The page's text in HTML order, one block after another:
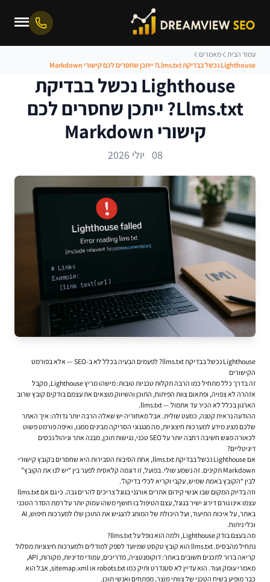
עמוד הבית
מאמרים
Lighthouse נכשל בבדיקת Llms.txt? ייתכן שחסרים לכם קישורי Markdown
Lighthouse נכשל בבדיקת
Llms.txt? ייתכן שחסרים לכם
קישורי Markdown
08 יולי 2026
Lighthouse נכשל בבדיקת llms.txt? לפעמים הבעיה בכלל לא ב-SEO — אלא בפורמט
הקישורים
זה בדרך כלל מתחיל כמו הרבה תקלות טכניות טובות: מישהו מריץ Lighthouse, מקבל
אזהרה לא צפויה, ופתאום צוות הפיתוח, התוכן והשיווק מוצאים את עצמם בודקים קובץ שרוב
הארגון בכלל לא הכיר עד אתמול — llms.txt.
ההודעה נראית קטנה, כמעט שולית. אבל מאחוריה יש שאלה הרבה יותר גדולה: איך האתר
שלכם מציג מידע למערכות חיצוניות, מה מנגנוני הסריקה מבינים ממנו, ואיפה פורמט פשוט
לכאורה פוגש חשיבה רחבה יותר על SEO טכני, נגישות תוכן, מבנה אתר וניהול נכסים
דיגיטליים?
אם Lighthouse נכשל בבדיקת llms.txt, אחת הסיבות הסבירות היא שחסרים בקובץ קישורי
Markdown תקינים. זה נשמע שולי. בפועל, זו דוגמה קלאסית לפער בין “יש לנו את הקובץ”
לבין “הקובץ באמת שמיש, עקבי וקריא לכלי בדיקה”.
וזה בדיוק המקום שבו אנשי קידום אתרים אורגני בגוגל
צריכים להרים גבה. כי גם אם llms.txt
עצמו אינו גורם דירוג ישיר בגוגל, עצם הטיפול בו חושף משהו עמוק יותר על רמת הסדר הטכני
באתר, על איכות התיעוד, ועל היכולת של המותג להנגיש את התוכן שלו למערכות חיפוש, AI
וכלי ניתוח.
מה בעצם בודק Lighthouse, ולמה הוא נופל על llms.txt?
נתחיל מהבסיס. llms.txt הוא קובץ טקסט שמיועד לספק למודלים ולמערכות חיצוניות מסלול
קריאה ברור לתכנים חשובים באתר: דוקומנטציה, מדריכים, עמודי מדיניות, מקורות, API,
מאמרי עומק ועוד. הוא עדיין לא סטנדרט ותיק כמו robots.txt או sitemap.xml, אבל הוא
כבר מופיע בשיח הטכני של צוותי מוצר, מפתחים ואנשי תוכן.